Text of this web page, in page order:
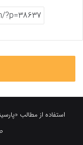
استفاده از مطالب